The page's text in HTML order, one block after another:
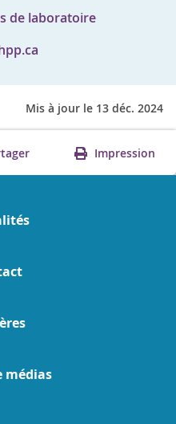
de laboratoire
Mis à jour le 13 déc. 2024
Impression
médias